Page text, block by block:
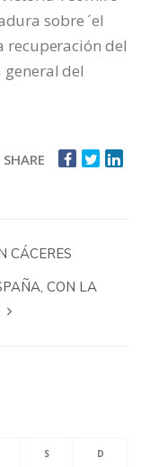
sobre ´el
recuperación del
del
SHARE
CÁCERES
CON LA
S D